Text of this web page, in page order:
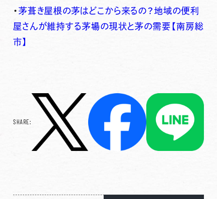
・ 茅葺き屋根の茅はどこから来るの？地域の便利
屋さんが維持する茅場の現状と茅の需要【南房総
市】
SHARE: